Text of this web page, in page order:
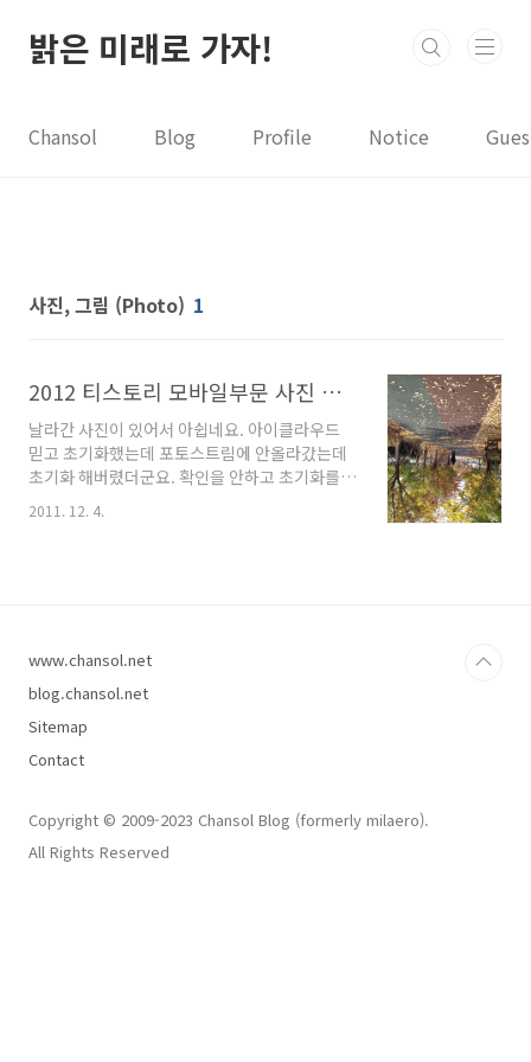
밝은 미래로 가자!
Chansol Blog Profile Notice
사진, 그림 (Photo) 1
2012 티스토리 모바일부문 사진 공모전
날라간 사진이 있어서 아쉽네요. 아이클라우드
믿고 초기화했는데 포토스트림에 안올라갔는데
초기화 해버렸더군요. 확인을 안하고 초기화를
강행해버린;; iPhone4S로 찍은 사진입니다. 아
래 사진은 일반 피쳐폰으로 찍은건데 좋아서 올
2011. 12. 4.
www.chansol.net
blog.chansol.net
Sitemap
Contact
Copyright © 2009-2023 Chansol Blog (formerly milaero).
All Rights Reserved